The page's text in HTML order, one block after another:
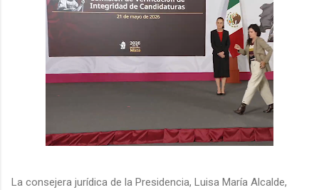
La consejera jurídica de la Presidencia, Luisa María Alcalde,